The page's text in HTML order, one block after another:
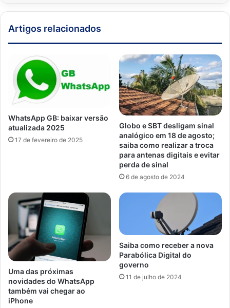
Artigos relacionados
WhatsApp GB: baixar versão
atualizada 2025
17 de fevereiro de 2025
Globo e SBT desligam sinal
analógico em 18 de agosto;
saiba como realizar a troca
para antenas digitais e evitar
perda de sinal
6 de agosto de 2024
Uma das próximas
novidades do WhatsApp
também vai chegar ao
iPhone
Saiba como receber a nova
Parabólica Digital do
governo
11 de julho de 2024